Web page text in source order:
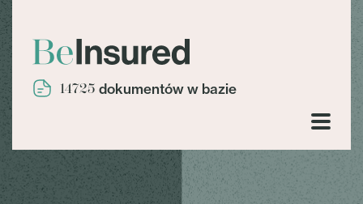
14725 dokumentów w bazie